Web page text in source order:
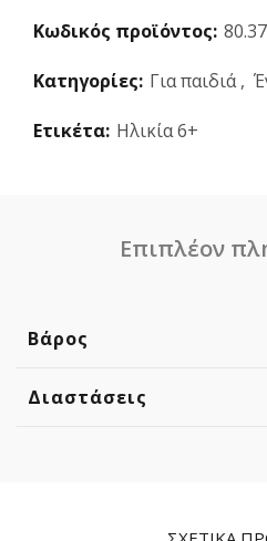
Κωδικός προϊόντος:
Κατηγορίες: Για παιδιά ,
Ετικέτα: Ηλικία 6+
Επιπλέον
Βάρος
Διαστάσεις